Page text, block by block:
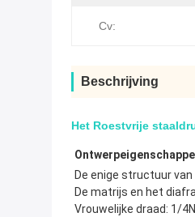
Cv:
Beschrijving
Het Roestvrije
De enige structuur
De matrijs en het
Vrouwelijke draad: 1/